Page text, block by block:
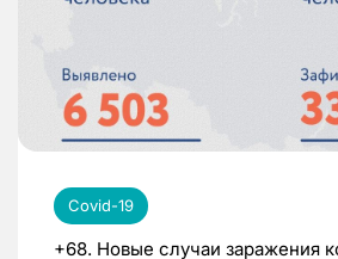
Covid-19
+68. Новые случаи заражения